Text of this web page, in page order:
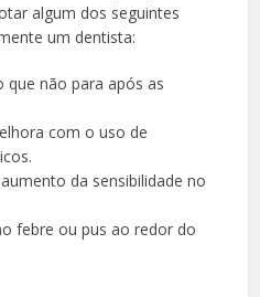
algum dos seguintes
um dentista:
que não para após as
com o uso de
da sensibilidade no
febre ou pus ao redor do